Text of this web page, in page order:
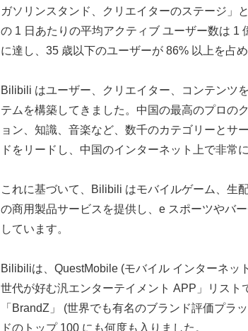
ガソリンスタンド、クリエイターのステージ」
の 1 日あたりの平均アクティブ ユーザー数は 1
に達し、35 歳以下のユーザーが 86% 以上を占め
Bilibili はユーザー、クリエイター、コンテンツ
テムを構築してきました。中国の最高のプロの
ョン、知識、音楽など、数千のカテゴリーとサ
ドをリードし、中国のインターネット上で非常
これに基づいて、Bilibili はモバイルゲーム、生
の商用製品サービスを提供し、e スポーツやバ
しています。
Bilibiliは、QuestMobile (モバイル インターネッ
世代が好む汎エンターテイメント APP」リスト
「BrandZ」 (世界でも有名のブランド評価プラ
ドのトップ 100 にも何度も入りました。